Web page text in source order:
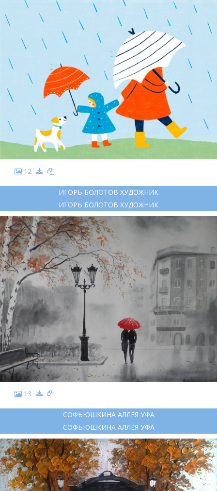
12
ИГОРЬ БОЛОТОВ ХУДОЖНИК
ИГОРЬ БОЛОТОВ ХУДОЖНИК
13
СОФЬЮШКИНА АЛЛЕЯ УФА
СОФЬЮШКИНА АЛЛЕЯ УФА